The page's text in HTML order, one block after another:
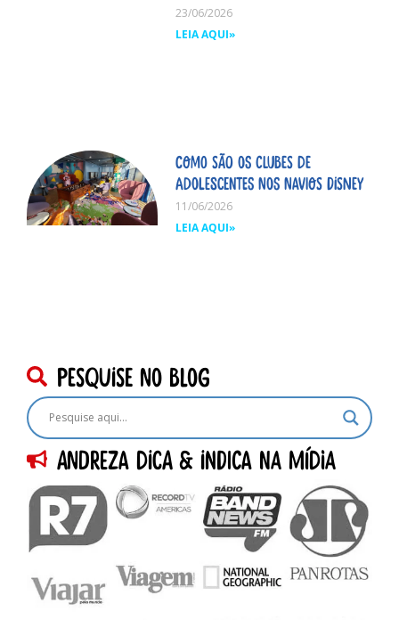
23/06/2026
LEIA AQUI»
Como são os clubes de
adolescentes nos navios Disney
11/06/2026
LEIA AQUI»
pesquise no blog
Andreza dica & indica na Mídia